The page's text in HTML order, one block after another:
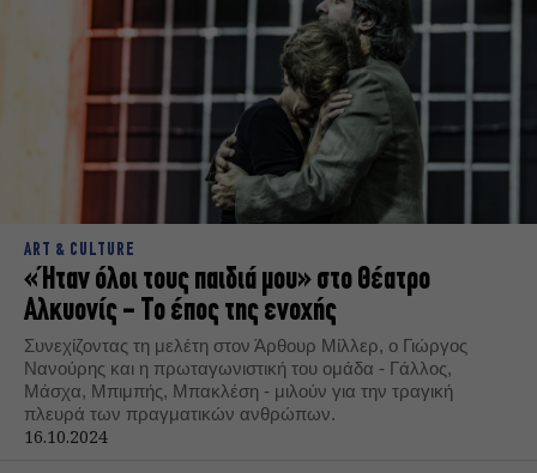
ART & CULTURE
«Ήταν όλοι τους παιδιά μου» στο Θέατρο
Αλκυονίς - Το έπος της ενοχής
Συνεχίζοντας τη μελέτη στον Άρθουρ Μίλλερ, ο Γιώργος
Νανούρης και η πρωταγωνιστική του ομάδα - Γάλλος,
Μάσχα, Μπιμπής, Μπακλέση - μιλούν για την τραγική
πλευρά των πραγματικών ανθρώπων.
16.10.2024